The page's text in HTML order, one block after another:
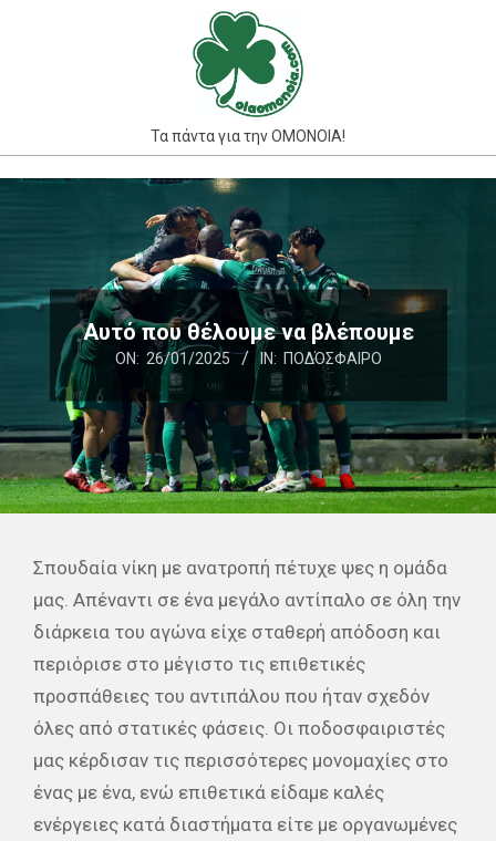
Τα πάντα για την ΟΜΟΝΟΙΑ!
Αυτό που θέλουμε να βλέπουμε
ON: 26/01/2025 IN: ΠΟΔΌΣΦΑΙΡΟ
Σπουδαία νίκη με ανατροπή πέτυχε ψες η ομάδα
μας. Απέναντι σε ένα μεγάλο αντίπαλο σε όλη την
διάρκεια του αγώνα είχε σταθερή απόδοση και
περιόρισε στο μέγιστο τις επιθετικές
προσπάθειες του αντιπάλου που ήταν σχεδόν
όλες από στατικές φάσεις. Οι ποδοσφαιριστές
μας κέρδισαν τις περισσότερες μονομαχίες στο
ένας με ένα, ενώ επιθετικά είδαμε καλές
ενέργειες κατά διαστήματα είτε με οργανωμένες